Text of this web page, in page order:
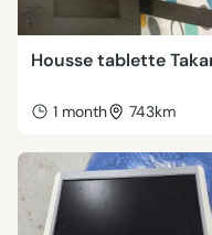
Housse tablette
1 month 743km